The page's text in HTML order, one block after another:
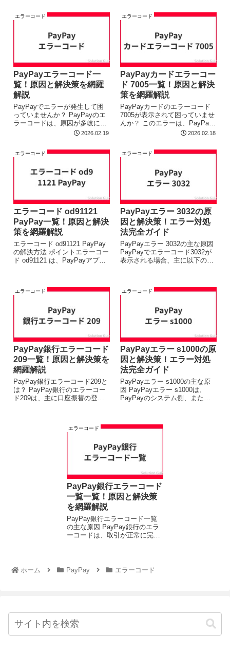
です。ご安心ください。この記
事では、エラーコード011の原
らいですよね。本記事では、
PayPay銀行のエラーコード108
エラーコード
PayPayエラーコード一
覧！原因と解決策を網羅
解説
PayPayでエラーが発生して困
っていませんか？ PayPayのエ
ラーコードは、原因が多岐に渡
るため、解決に時間がかかるこ
PayPayのエラーコードの主な
原因と、具体的な解決ステップ
2026.02.19
エラーコード
PayPayカードエラーコー
ド 7005一覧！原因と解決
策を網羅解説
PayPayカードのエラーコード
7005が表示されて困っていませ
んか？ このエラーは、PayPay
カードの利用に何らかの問題が
ます。しかし、ご安心くださ
い。この記事では、エラーコー
2026.02.18
エラーコード
エラーコード od91121
PayPay一覧！原因と解決
策を網羅解説
エラーコード od91121 PayPay
の解決方法 ポイントエラーコー
ド od91121 は、PayPayアプリ
限、通信環境の問題などが考え
エラーコード
PayPayエラー 3032の原
因と解決策！エラー対処
法完全ガイド
PayPayエラー 3032の主な原因
PayPayでエラーコード3032が
表示される場合、主に以下の原
PayPayアプリのバージョ...
エラーコード
PayPay銀行エラーコード
209一覧！原因と解決策を
網羅解説
PayPay銀行エラーコード209と
は？ PayPay銀行のエラーコー
ド209は、主に口座振替の登録
やPayPayを利用した支払いが
エラーコード
PayPayエラー s1000の原
因と解決策！エラー対処
法完全ガイド
PayPayエラー s1000の主な原
因 PayPayエラー s1000は、
PayPayのシステム側、または
プリのバージョンが古い ...
エラーコード
PayPay銀行エラーコード
一覧一覧！原因と解決策
を網羅解説
PayPay銀行エラーコード一覧
の主な原因 PayPay銀行のエラ
ーコードは、取引が正常に完了
不足している。 入力情報の間違
い: 口座...
ホーム PayPay エラーコード